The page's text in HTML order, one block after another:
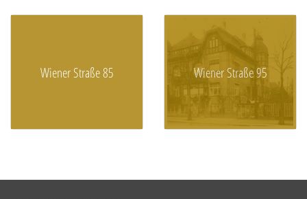
Wiener Straße 85 Wiener Straße 95